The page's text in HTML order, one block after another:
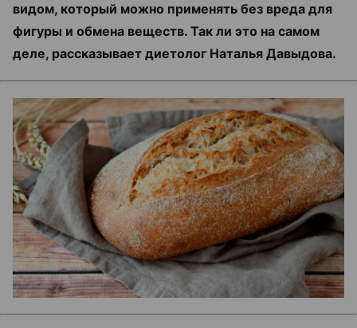
видом, который можно применять без вреда для
фигуры и обмена веществ. Так ли это на самом
деле, рассказывает диетолог Наталья Давыдова.